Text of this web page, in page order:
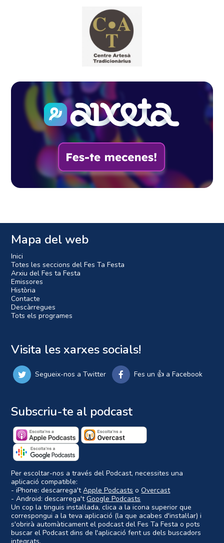
Mapa del web
Inici
Totes les seccions del Fes Ta Festa
Arxiu del Fes ta Festa
Emissores
Història
Contacte
Descàrregues
Tots els programes
Visita les xarxes socials!
Segueix-nos a Twitter Fes un 👍 a Facebook
Subscriu-te al podcast
Per escoltar-nos a través del Podcast, necessites una
aplicació compatible:
- iPhone: descarrega'tApple Podcasts oOvercast
- Android: descarrega'tGoogle Podcasts
Un cop la tinguis instal·lada, clica a la icona superior que
correspongui a la teva aplicació (la que acabes d'instal·lar) i
s'obrirà automàticament el podcast del Fes Ta Festa o pots
buscar el Podcast dins de l'aplicació fent us dels buscadors